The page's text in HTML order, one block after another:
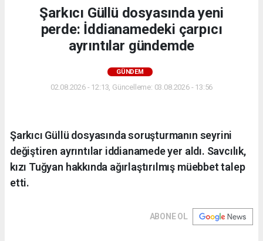
Şarkıcı Güllü dosyasında yeni
perde: İddianamedeki çarpıcı
ayrıntılar gündemde
GÜNDEM
02.08.2026 - 12:13, Güncelleme: 03.08.2026 - 13:56
Şarkıcı Güllü dosyasında soruşturmanın seyrini
değiştiren ayrıntılar iddianamede yer aldı. Savcılık,
kızı Tuğyan hakkında ağırlaştırılmış müebbet talep
etti.
ABONE OL